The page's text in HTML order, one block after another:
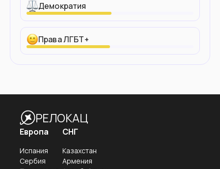
Демократия
Права ЛГБТ+
РЕЛОКАЦ
Европа
Испания
Сербия
СНГ
Казахстан
Армения